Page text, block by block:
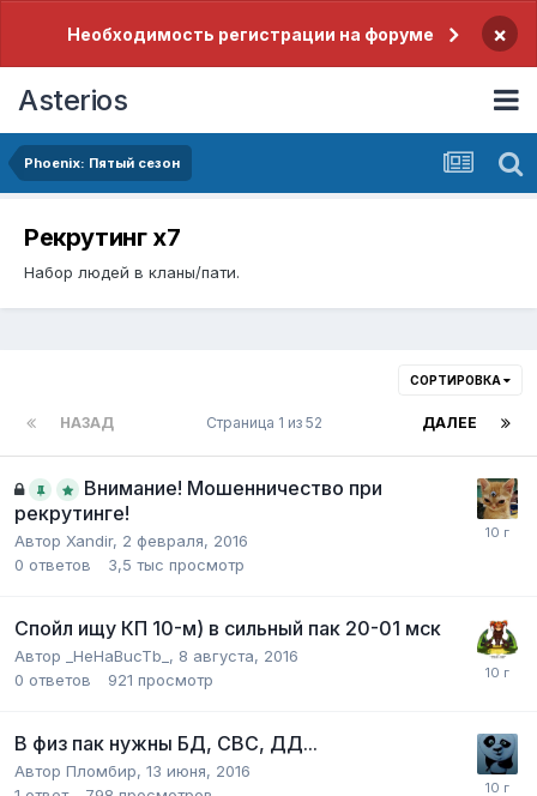
Необходимость регистрации на форуме ×
Asterios
Phoenix: Пятый сезон
Рекрутинг x7
Набор людей в кланы/пати.
СОРТИРОВКА
НАЗАД ДАЛЕЕ
Страница 1 из 52
Внимание! Мошенничество при
рекрутинге!
Автор Xandir, 2 февраля, 2016
0 ответов 3,5 тыс просмотр
Спойл ищу КП 10-м) в сильный пак 20-01 мск
Автор _HeHaBucTb_ , 8 августа, 2016
0 ответов 921 просмотр
В физ пак нужны БД, СВС, ДД...
Автор Пломбир, 13 июня, 2016